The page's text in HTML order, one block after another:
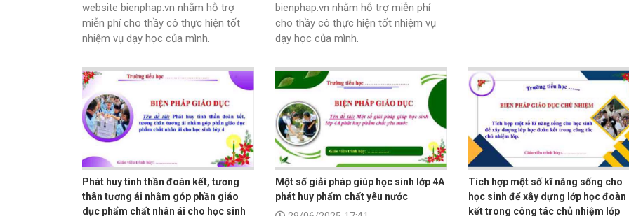
website bienphap.vn nhằm hỗ trợ
miễn phí cho thầy cô thực hiện tốt
nhiệm vụ dạy học của mình.
bienphap.vn nhằm hỗ trợ miễn phí
cho thầy cô thực hiện tốt nhiệm vụ
dạy học của mình.
Phát huy tình thần đoàn kết, tương
thân tương ái nhằm góp phần giáo
dục phẩm chất nhân ái cho học sinh
Một số giải pháp giúp học sinh lớp 4A
phát huy phẩm chất yêu nước
Tích hợp một số kĩ năng sống cho
học sinh để xây dựng lớp học đoàn
kết trong công tác chủ nhiệm lớp